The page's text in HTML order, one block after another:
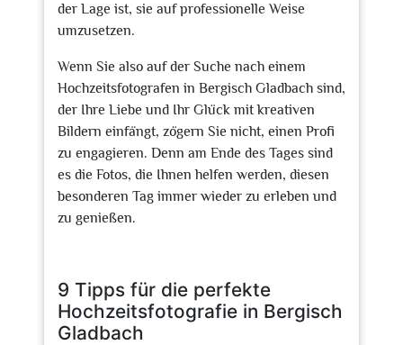
der Lage ist, sie auf professionelle Weise
umzusetzen.
Wenn Sie also auf der Suche nach einem
Hochzeitsfotografen in Bergisch Gladbach sind,
der Ihre Liebe und Ihr Glück mit kreativen
Bildern einfängt, zögern Sie nicht, einen Profi
zu engagieren. Denn am Ende des Tages sind
es die Fotos, die Ihnen helfen werden, diesen
besonderen Tag immer wieder zu erleben und
zu genießen.
9 Tipps für die perfekte
Hochzeitsfotografie in Bergisch
Gladbach